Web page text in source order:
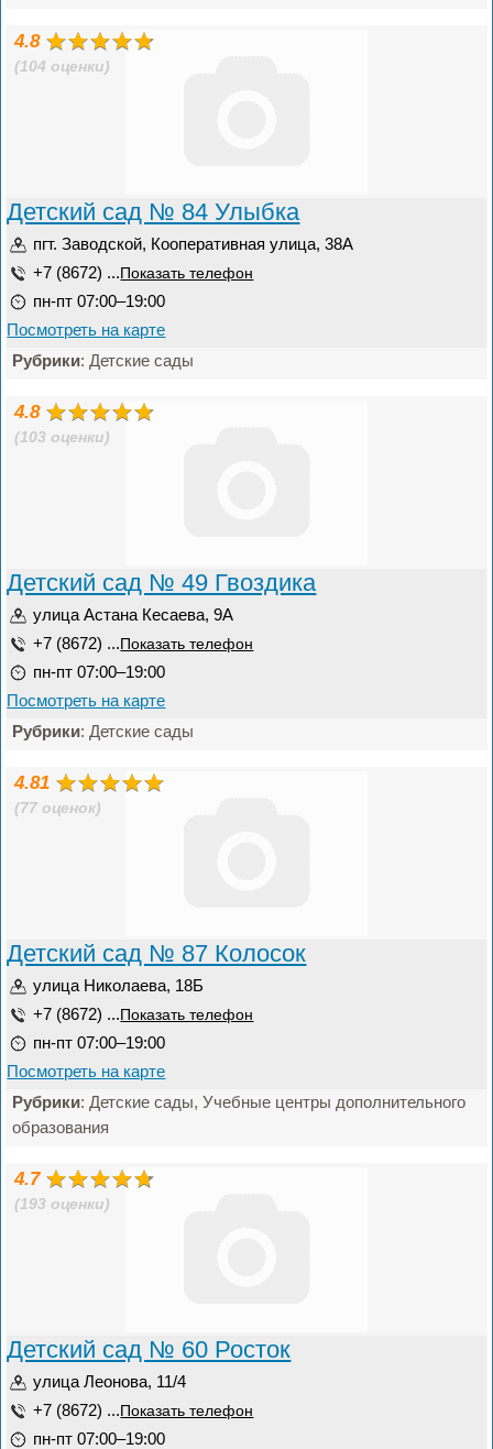
4.8
(104 оценки)
Детский сад № 84 Улыбка
пгт. Заводской, Кооперативная улица, 38А
+7 (8672) ... Показать телефон
пн-пт 07:00–19:00
Посмотреть на карте
Рубрики: Детские сады
4.8
(103 оценки)
Детский сад № 49 Гвоздика
улица Астана Кесаева, 9А
+7 (8672) ... Показать телефон
пн-пт 07:00–19:00
Посмотреть на карте
Рубрики: Детские сады
4.81
(77 оценок)
Детский сад № 87 Колосок
улица Николаева, 18Б
+7 (8672) ... Показать телефон
пн-пт 07:00–19:00
Посмотреть на карте
Рубрики: Детские сады, Учебные центры дополнительного
образования
4.7
(193 оценки)
Детский сад № 60 Росток
улица Леонова, 11/4
+7 (8672) ... Показать телефон
пн-пт 07:00–19:00